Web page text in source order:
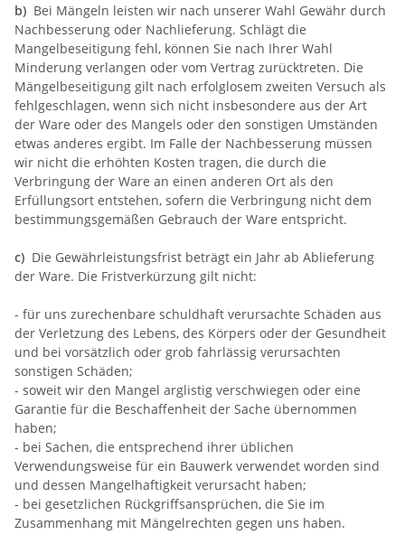
b) Bei Mängeln leisten wir nach unserer Wahl Gewähr durch
Nachbesserung oder Nachlieferung. Schlägt die
Mangelbeseitigung fehl, können Sie nach Ihrer Wahl
Minderung verlangen oder vom Vertrag zurücktreten. Die
Mängelbeseitigung gilt nach erfolglosem zweiten Versuch als
fehlgeschlagen, wenn sich nicht insbesondere aus der Art
der Ware oder des Mangels oder den sonstigen Umständen
etwas anderes ergibt. Im Falle der Nachbesserung müssen
wir nicht die erhöhten Kosten tragen, die durch die
Verbringung der Ware an einen anderen Ort als den
Erfüllungsort entstehen, sofern die Verbringung nicht dem
bestimmungsgemäßen Gebrauch der Ware entspricht.
c) Die Gewährleistungsfrist beträgt ein Jahr ab Ablieferung
der Ware. Die Fristverkürzung gilt nicht:
- für uns zurechenbare schuldhaft verursachte Schäden aus
der Verletzung des Lebens, des Körpers oder der Gesundheit
und bei vorsätzlich oder grob fahrlässig verursachten
sonstigen Schäden;
- soweit wir den Mangel arglistig verschwiegen oder eine
Garantie für die Beschaffenheit der Sache übernommen
haben;
- bei Sachen, die entsprechend ihrer üblichen
Verwendungsweise für ein Bauwerk verwendet worden sind
und dessen Mangelhaftigkeit verursacht haben;
- bei gesetzlichen Rückgriffsansprüchen, die Sie im
Zusammenhang mit Mängelrechten gegen uns haben.